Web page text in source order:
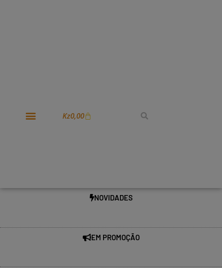
Kz0,00
NOVIDADES
EM PROMOÇÃO